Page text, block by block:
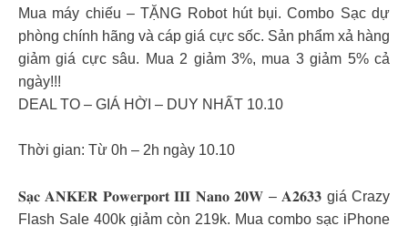
Mua máy chiếu – TẶNG Robot hút bụi. Combo Sạc dự
phòng chính hãng và cáp giá cực sốc. Sản phẩm xả hàng
giảm giá cực sâu. Mua 2 giảm 3%, mua 3 giảm 5% cả
ngày!!!
DEAL TO – GIÁ HỜI – DUY NHẤT 10.10
Thời gian: Từ 0h – 2h ngày 10.10
𝐒𝐚̣𝐜 𝐀𝐍𝐊𝐄𝐑 𝐏𝐨𝐰𝐞𝐫𝐩𝐨𝐫𝐭 𝐈𝐈𝐈 𝐍𝐚𝐧𝐨 𝟐𝟎𝐖 – 𝐀𝟐𝟔𝟑𝟑 giá Crazy
Flash Sale 400k giảm còn 219k. Mua combo sạc iPhone